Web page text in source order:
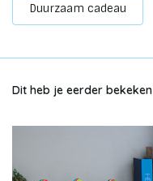
Duurzaam cadeau
Dit heb je eerder bekeken